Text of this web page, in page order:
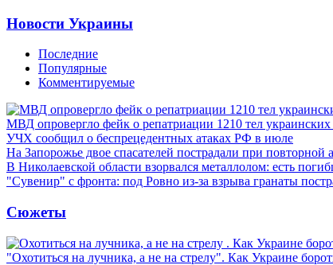
Новости Украины
Последние
Популярные
Комментируемые
МВД опровергло фейк о репатриации 1210 тел
УЧХ сообщил о беспрецедентных атаках РФ в июле
На Запорожье двое спасателей пострадали при повторной
В Николаевской области взорвался металлолом: есть
"Сувенир" с фронта: под Ровно из-за взрыва гранаты
Сюжеты
"Охотиться на лучника, а не на стрелу". Как Украине